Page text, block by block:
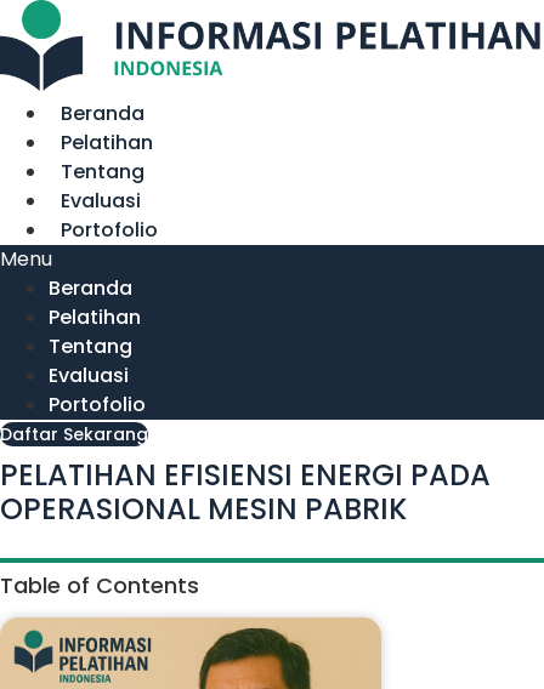
Lewati
ke
konten
Beranda
Pelatihan
Tentang
Evaluasi
Portofolio
Menu
Beranda
Pelatihan
Tentang
Evaluasi
Portofolio
Daftar Sekarang
PELATIHAN EFISIENSI ENERGI PADA
OPERASIONAL MESIN PABRIK
Table of Contents